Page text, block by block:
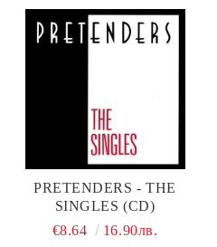
PRETENDERS - THE
SINGLES (CD)
€8.64
16.90лв.